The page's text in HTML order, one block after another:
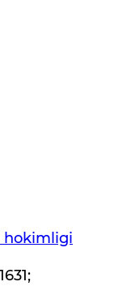
hokimligi
;